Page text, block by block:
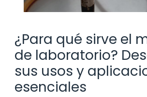
¿Para qué sirve el
de laboratorio?
sus usos y
esenciales